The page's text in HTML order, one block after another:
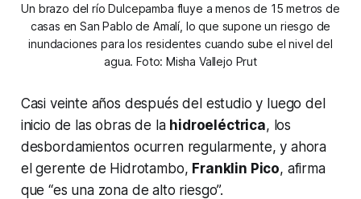
Un brazo del río Dulcepamba fluye a menos de 15 metros de
casas en San Pablo de Amalí, lo que supone un riesgo de
inundaciones para los residentes cuando sube el nivel del
agua. Foto: Misha Vallejo Prut
Casi veinte años después del estudio y luego del
inicio de las obras de la hidroeléctrica, los
desbordamientos ocurren regularmente, y ahora
el gerente de Hidrotambo, Franklin Pico, afirma
que “es una zona de alto riesgo”.